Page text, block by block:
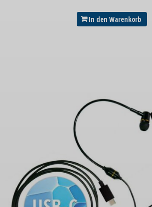
In den Warenkorb